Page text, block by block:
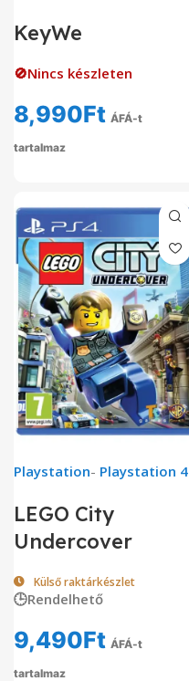
KeyWe
🚫Nincs készleten
8,990Ft ÁFÁ-t
tartalmaz
Playstation- Playstation 4
LEGO City
Undercover
Külső raktárkészlet
🕒Rendelhető
9,490Ft ÁFÁ-t
tartalmaz